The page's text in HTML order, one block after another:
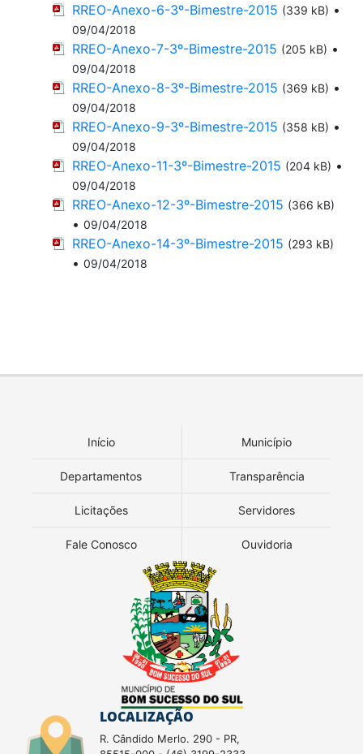
RREO-Anexo-6-3º-Bimestre-2015 (339 kB) •
09/04/2018
RREO-Anexo-7-3º-Bimestre-2015 (205 kB) •
09/04/2018
RREO-Anexo-8-3º-Bimestre-2015 (369 kB) •
09/04/2018
RREO-Anexo-9-3º-Bimestre-2015 (358 kB) •
09/04/2018
RREO-Anexo-11-3º-Bimestre-2015 (204 kB) •
09/04/2018
RREO-Anexo-12-3º-Bimestre-2015 (366 kB)
• 09/04/2018
RREO-Anexo-14-3º-Bimestre-2015 (293 kB)
• 09/04/2018
Início Município
Departamentos Transparência
Licitações Servidores
Fale Conosco Ouvidoria
LOCALIZAÇÃO
R. Cândido Merlo. 290 - PR,